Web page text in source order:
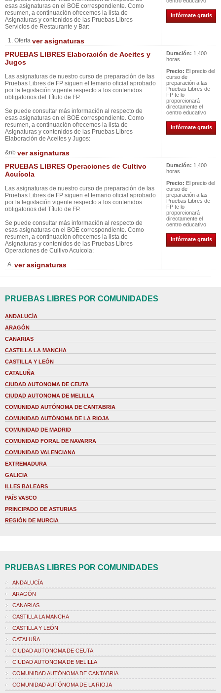
esas asignaturas en el BOE correspondiente. Como
resumen, a continuación ofrecemos la lista de
Asignaturas y contenidos de las Pruebas Libres
Servicios de Restaurante y Bar:
1. Oferta ver asignaturas
Infórmate gratis
PRUEBAS LIBRES Elaboración de Aceites y
Jugos
Las asignaturas de nuestro curso de preparación de las
Pruebas Libres de FP siguen el temario oficial aprobado
por la legislación vigente respecto a los contenidos
obligatorios del Título de FP.
Se puede consultar más información al respecto de
esas asignaturas en el BOE correspondiente. Como
resumen, a continuación ofrecemos la lista de
Asignaturas y contenidos de las Pruebas Libres
Elaboración de Aceites y Jugos:
&nb ver asignaturas
Duración: 1,400
horas
Precio: El precio del
curso de
preparación a las
Pruebas Libres de
FP te lo
proporcionará
directamente el
centro educativo
Infórmate gratis
PRUEBAS LIBRES Operaciones de Cultivo
Acuícola
Las asignaturas de nuestro curso de preparación de las
Pruebas Libres de FP siguen el temario oficial aprobado
por la legislación vigente respecto a los contenidos
obligatorios del Título de FP.
Se puede consultar más información al respecto de
esas asignaturas en el BOE correspondiente. Como
resumen, a continuación ofrecemos la lista de
Asignaturas y contenidos de las Pruebas Libres
Operaciones de Cultivo Acuícola:
A. ver asignaturas
Duración: 1,400
horas
Precio: El precio del
curso de
preparación a las
Pruebas Libres de
FP te lo
proporcionará
directamente el
centro educativo
Infórmate gratis
PRUEBAS LIBRES POR COMUNIDADES
ANDALUCÍA
ARAGÓN
CANARIAS
CASTILLA LA MANCHA
CASTILLA Y LEÓN
CATALUÑA
CIUDAD AUTONOMA DE CEUTA
CIUDAD AUTONOMA DE MELILLA
COMUNIDAD AUTÓNOMA DE CANTABRIA
COMUNIDAD AUTÓNOMA DE LA RIOJA
COMUNIDAD DE MADRID
COMUNIDAD FORAL DE NAVARRA
COMUNIDAD VALENCIANA
EXTREMADURA
GALICIA
ILLES BALEARS
PAÍS VASCO
PRINCIPADO DE ASTURIAS
REGIÓN DE MURCIA
PRUEBAS LIBRES POR COMUNIDADES
ANDALUCÍA
ARAGÓN
CANARIAS
CASTILLA LA MANCHA
CASTILLA Y LEÓN
CATALUÑA
CIUDAD AUTONOMA DE CEUTA
CIUDAD AUTONOMA DE MELILLA
COMUNIDAD AUTÓNOMA DE CANTABRIA
COMUNIDAD AUTÓNOMA DE LA RIOJA